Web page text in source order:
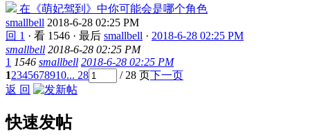
在《萌妃驾到》中你可能会是哪个角色
smallbell 2018-6-28 02:25 PM
回 1 · 看 1546 · 最后 smallbell · 2018-6-28 02:25 PM
smallbell 2018-6-28 02:25 PM
1 1546 smallbell 2018-6-28 02:25 PM
12345678910... 28 / 28 页下一页
返 回
快速发帖